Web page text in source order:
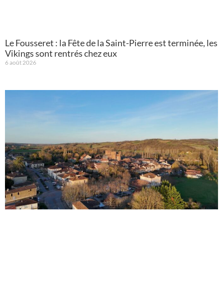
Le Fousseret : la Fête de la Saint-Pierre est terminée, les
Vikings sont rentrés chez eux
6 août 2026